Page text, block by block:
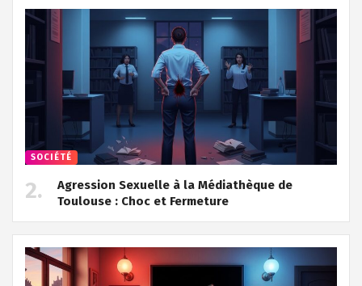
SOCIÉTÉ
Agression Sexuelle à la Médiathèque de
Toulouse : Choc et Fermeture